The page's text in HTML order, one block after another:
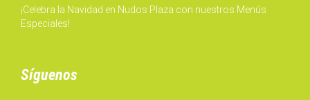
¡Celebra la Navidad en Nudos Plaza con nuestros Menús
Especiales!
Síguenos